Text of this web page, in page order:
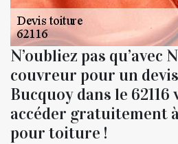
N’oubliez pas qu’avec
couvreur pour un
Bucquoy dans le 62116
accéder gratuitement
pour toiture !